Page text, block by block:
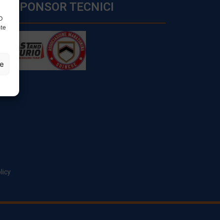
SPONSOR TECNICI